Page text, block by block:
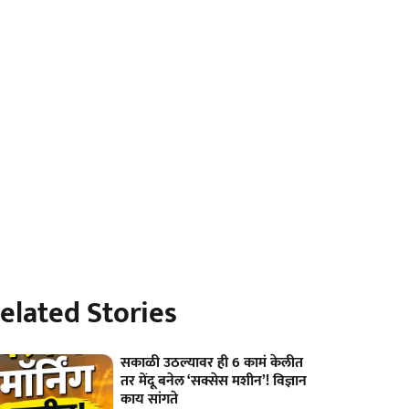
Stories
सकाळी उठल्यावर ही 6 कामं केलीत
तर मेंदू बनेल ‘सक्सेस मशीन’! विज्ञान
काय सांगते